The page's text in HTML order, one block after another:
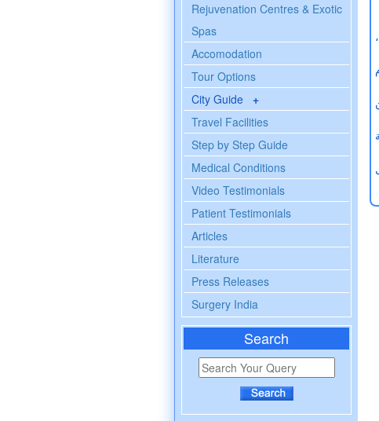
Rejuvenation Centres & Exotic
Spas
Accomodation
Tour Options
City Guide +
Travel Facilities
Step by Step Guide
Medical Conditions
Video Testimonials
Patient Testimonials
Articles
Literature
Press Releases
Surgery India
Search